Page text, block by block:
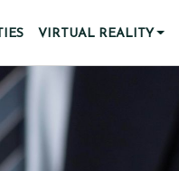
VIRTUAL REALITY